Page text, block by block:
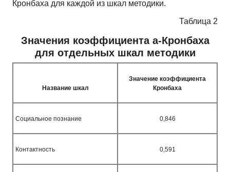
Кронбаха для каждой из шкал методики.
Таблица 2
Значения коэффициента а-Кронбаха
для отдельных шкал методики
Название шкал
Значение коэффициента
Кронбаха
Социальное познание 0,846
Контактность 0,591